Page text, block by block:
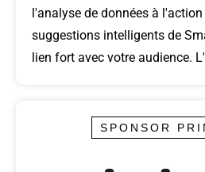
l'analyse de données à
suggestions intelligents de
lien fort avec votre audience.
SPONSOR